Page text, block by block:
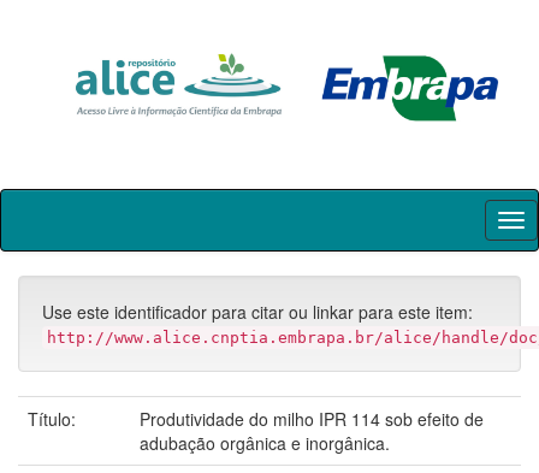
Skip
Use este identificador para citar ou linkar para este item:
http://www.alice.cnptia.embrapa.br/alice/handle/
Título:
Produtividade do milho IPR 114 sob efeito de
adubação orgânica e inorgânica.